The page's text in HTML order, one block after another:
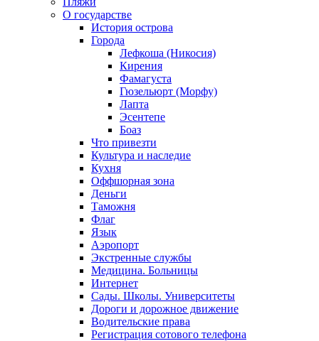
О государстве
История острова
Города
Лефкоша (Никосия)
Кирения
Фамагуста
Гюзельюрт (Морфу)
Лапта
Эсентепе
Боаз
Что привезти
Культура и наследие
Кухня
Оффшорная зона
Деньги
Таможня
Флаг
Язык
Аэропорт
Экстренные службы
Медицина. Больницы
Интернет
Сады. Школы. Университеты
Дороги и дорожное движение
Водительские права
Регистрация сотового телефона